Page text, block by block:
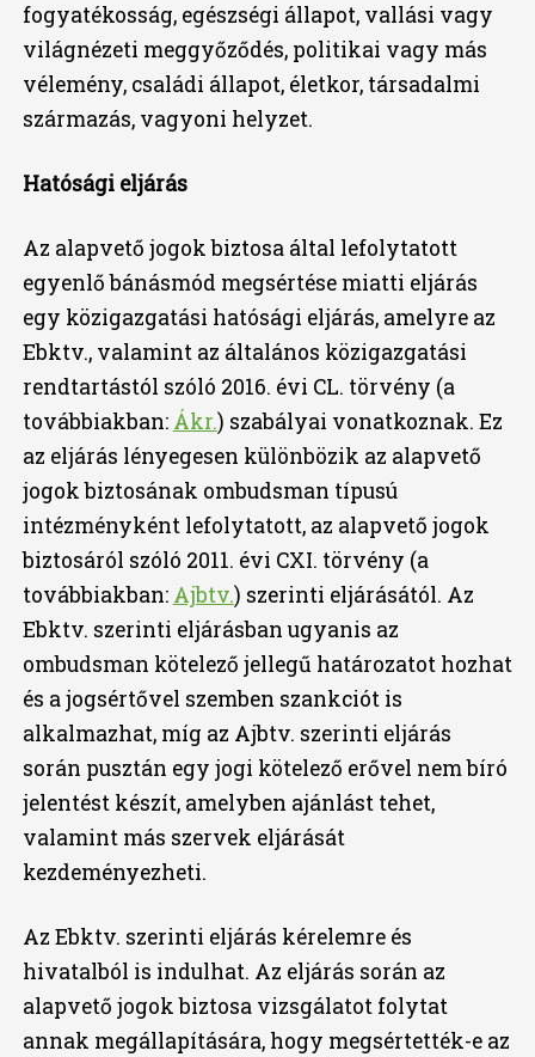
fogyatékosság, egészségi állapot, vallási vagy
világnézeti meggyőződés, politikai vagy más
vélemény, családi állapot, életkor, társadalmi
származás, vagyoni helyzet.
Hatósági eljárás
Az alapvető jogok biztosa által lefolytatott
egyenlő bánásmód megsértése miatti eljárás
egy közigazgatási hatósági eljárás, amelyre az
Ebktv., valamint az általános közigazgatási
rendtartástól szóló 2016. évi CL. törvény (a
továbbiakban: Ákr.) szabályai vonatkoznak. Ez
az eljárás lényegesen különbözik az alapvető
jogok biztosának ombudsman típusú
intézményként lefolytatott, az alapvető jogok
biztosáról szóló 2011. évi CXI. törvény (a
továbbiakban: Ajbtv.) szerinti eljárásától. Az
Ebktv. szerinti eljárásban ugyanis az
ombudsman kötelező jellegű határozatot hozhat
és a jogsértővel szemben szankciót is
alkalmazhat, míg az Ajbtv. szerinti eljárás
során pusztán egy jogi kötelező erővel nem bíró
jelentést készít, amelyben ajánlást tehet,
valamint más szervek eljárását
kezdeményezheti.
Az Ebktv. szerinti eljárás kérelemre és
hivatalból is indulhat. Az eljárás során az
alapvető jogok biztosa vizsgálatot folytat
annak megállapítására, hogy megsértették-e az